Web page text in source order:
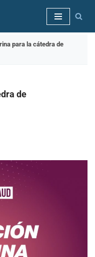
para la cátedra de
de